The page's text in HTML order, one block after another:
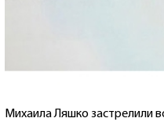
Михаила Ляшко застрелили